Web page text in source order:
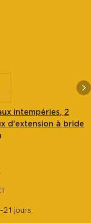
intempéries, 2
d'extension à bride
21 jours